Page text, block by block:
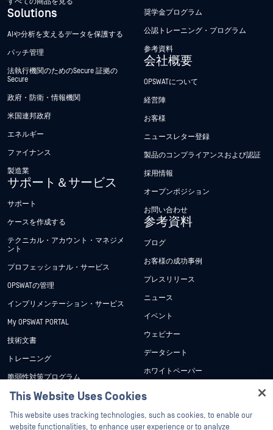
Solutions
AIや分析を支えるデータを保護する
パッチ管理
法執行機関のためのSecure 証拠の
Secure
政府・防衛・情報機関
米国連邦政府
エネルギー
ファイナンス
製造業
サポート＆サービス
サポート
ケースを作成する
テクニカル・アカウント・マネジメ
ント
プロフェッショナル・サービス
OPSWATの管理
インプリメンテーション・サービス
My OPSWAT PORTAL
技術文書
トレーニング
脆弱性対策プログラム
パートナー
認証
テクノロジー・パートナー
奨学金プログラム
公認トレーニング・プログラム
参考資料
会社概要
OPSWATについて
経営陣
お客様
ニュースレター登録
製品のコンプライアンスおよび認証
採用情報
オープンポジション
お問い合わせ
参考資料
ブログ
お客様の成功事例
プレスリリース
ニュース
イベント
ウェビナー
データシート
ホワイトペーパー
This Website Uses Cookies
This website uses tracking technologies, such as cookies, to enable our
website functionalities, to enhance user experience or to analyze
Hey there!
I'm Ozzy, your OPSWAT virtual assistant.
How can I help you secure what's critical